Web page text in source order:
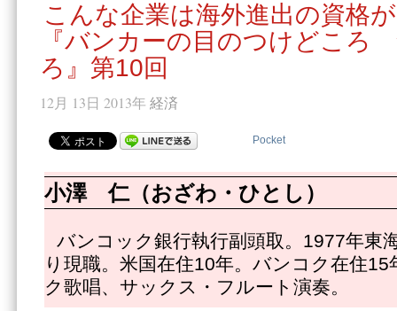
こんな企業は海外進出の資格
『バンカーの目のつけどころ
ろ』第10回
12月 13日 2013年 経済
Pocket
小澤 仁（おざわ・ひとし）
バンコック銀行執行副頭取。1977年東
り現職。米国在住10年。バンコク在住
ク歌唱、サックス・フルート演奏。